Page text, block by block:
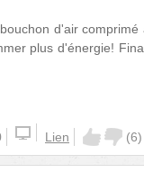
d'air
plus d'énergie!
Lien (6)